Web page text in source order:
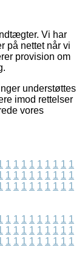
Vi har
på nettet når vi
provision om
understøttes
imod rettelser
vores
1 1 1 1 1 1 1 1 1
1 1 1 1 1 1 1 1 1
1 1 1 1 1 1 1 1 1
1 1 1 1 1 1 1 1 1
1 1 1 1 1 1 1 1 1
1 1 1 1 1 1 1 1 1